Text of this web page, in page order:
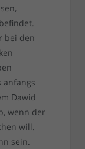
bei den
anfangs
Dawid
wenn der
will.
sein.